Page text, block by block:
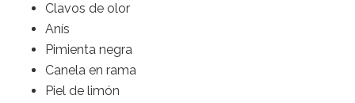
Clavos de olor
Anís
Pimienta negra
Canela en rama
Piel de limón